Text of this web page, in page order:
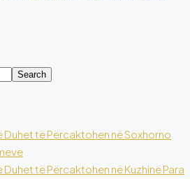
Search
të Përcaktohen në Soxhorno
të Përcaktohen në Kuzhinë Para